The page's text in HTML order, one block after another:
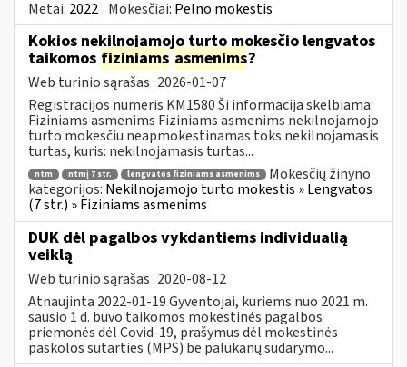
Metai: 2022 Mokesčiai: Pelno mokestis
Kokios nekilnojamojo turto mokesčio lengvatos
taikomos fiziniams asmenims?
Web turinio sąrašas 2026-01-07
Registracijos numeris KM1580 Ši informacija skelbiama:
Fiziniams asmenims Fiziniams asmenims nekilnojamojo
turto mokesčiu neapmokestinamas toks nekilnojamasis
turtas, kuris: nekilnojamasis turtas...
ntm ntmį 7 str. lengvatos fiziniams asmenims
Mokesčių žinyno
kategorijos: Nekilnojamojo turto mokestis » Lengvatos
(7 str.) » Fiziniams asmenims
DUK dėl pagalbos vykdantiems individualią
veiklą
Web turinio sąrašas 2020-08-12
Atnaujinta 2022-01-19 Gyventojai, kuriems nuo 2021 m.
sausio 1 d. buvo taikomos mokestinės pagalbos
priemonės dėl Covid-19, prašymus dėl mokestinės
paskolos sutarties (MPS) be palūkanų sudarymo...